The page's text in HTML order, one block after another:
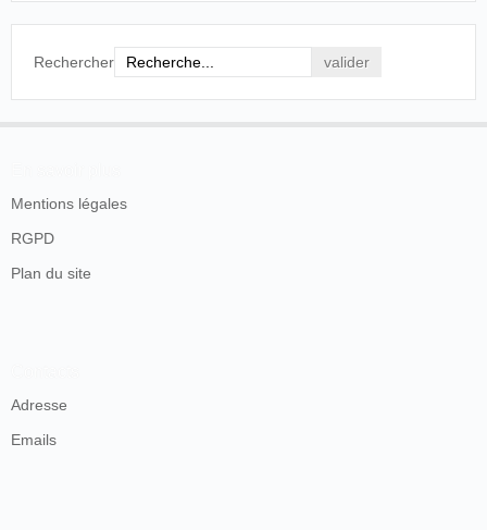
Rechercher
Mentions légales
RGPD
Plan du site
Adresse
Emails